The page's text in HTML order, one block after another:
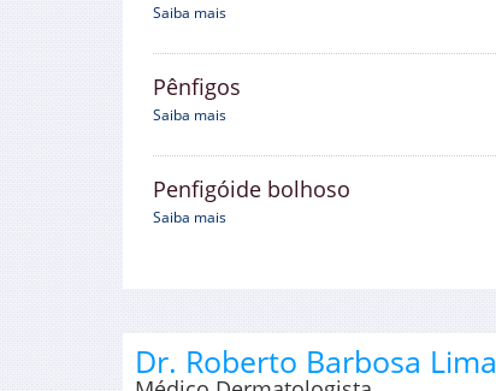
Saiba mais
Pênfigos
Saiba mais
Penfigóide bolhoso
Saiba mais
Dr. Roberto Barbosa Lima